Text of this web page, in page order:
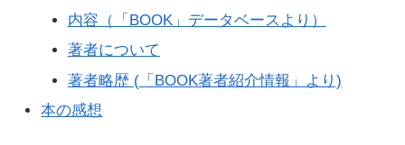
内容（「BOOK」データベースより）
著者について
著者略歴 (「BOOK著者紹介情報」より)
本の感想